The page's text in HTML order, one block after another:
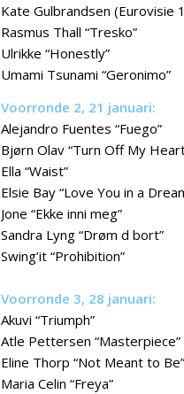
Kate Gulbrandsen (Eurovisie
Rasmus Thall “Tresko”
Ulrikke “Honestly”
Umami Tsunami “Geronimo”
Voorronde 2, 21 januari:
Alejandro Fuentes “Fuego”
Bjørn Olav “Turn Off My
Ella “Waist”
Elsie Bay “Love You in a
Jone “Ekke inni meg”
Sandra Lyng “Drøm d bort”
Swing’it “Prohibition”
Voorronde 3, 28 januari:
Akuvi “Triumph”
Atle Pettersen “Masterpiece”
Eline Thorp “Not Meant to Be”
Maria Celin “Freya”